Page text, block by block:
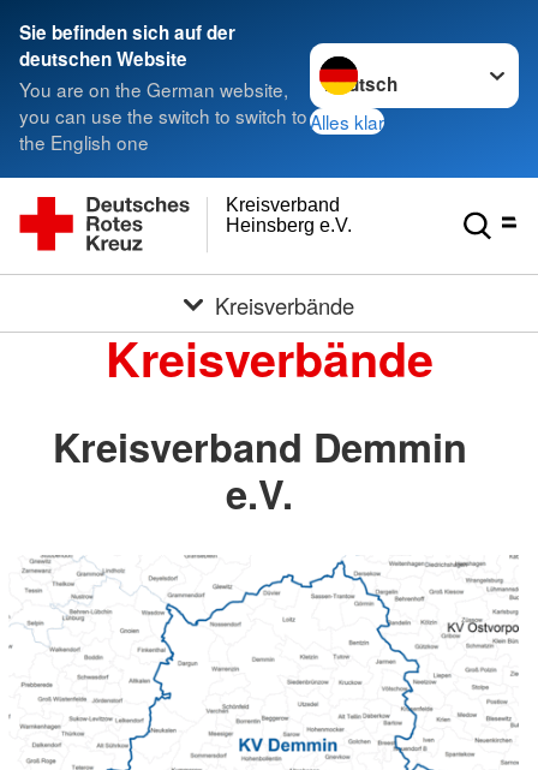
Sie befinden sich auf der
deutschen Website
You are on the German website,
you can use the switch to switch to
the English one
Sprache wechseln zu
Alles klar
Heinsberg e.V.
Kreisverband
Kreisverbände
Kreisverbände
Kreisverband Demmin
e.V.